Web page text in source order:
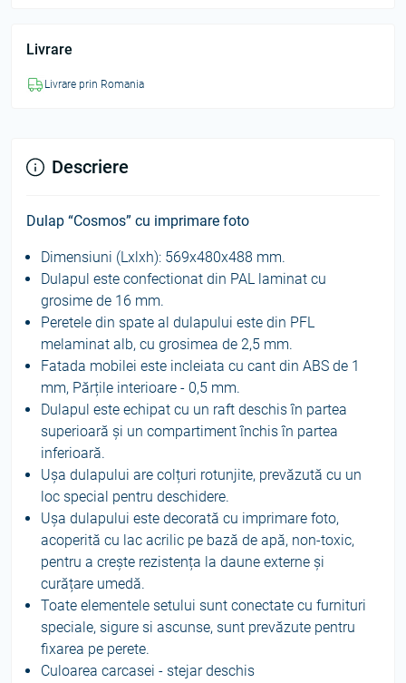
Livrare
Livrare prin Romania
Descriere
Dulap “Cosmos” cu imprimare foto
Dimensiuni (Lxlxh): 569х480х488 mm.
Dulapul este confectionat din PAL laminat cu
grosime de 16 mm.
Peretele din spate al dulapului este din PFL
melaminat alb, cu grosimea de 2,5 mm.
Fatada mobilei este incleiata cu cant din ABS de 1
mm, Părțile interioare - 0,5 mm.
Dulapul este echipat cu un raft deschis în partea
superioară și un compartiment închis în partea
inferioară.
Ușa dulapului are colțuri rotunjite, prevăzută cu un
loc special pentru deschidere.
Ușa dulapului este decorată cu imprimare foto,
acoperită cu lac acrilic pe bază de apă, non-toxic,
pentru a crește rezistența la daune externe și
curățare umedă.
Toate elementele setului sunt conectate cu furnituri
speciale, sigure si ascunse, sunt prevăzute pentru
fixarea pe perete.
Culoarea carcasei - stejar deschis